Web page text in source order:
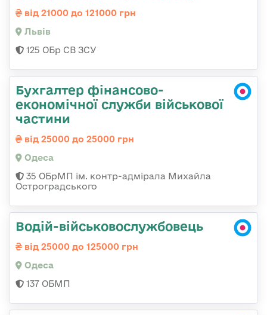
від 21000 до 121000 грн
Львів
125 ОБр СВ ЗСУ
Бухгалтер фінансово-
економічної служби військової
частини
від 25000 до 25000 грн
Одеса
35 ОБрМП ім. контр-адмірала Михайла
Остроградського
Водій-військовослужбовець
від 25000 до 125000 грн
Одеса
137 ОБМП